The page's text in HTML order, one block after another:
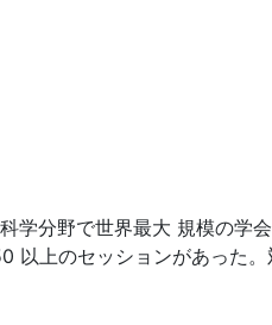
学分野で世界最大 規模の
上のセッションがあった